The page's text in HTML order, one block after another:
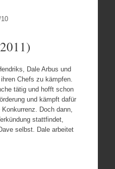
10
Dale Arbus und
Chefs zu kämpfen.
tätig und hofft schon
und kämpft dafür
Doch dann,
stattfindet,
selbst. Dale arbeitet